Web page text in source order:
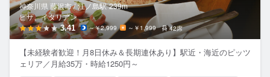
神奈川県 藤沢市 / 江ノ島駅 239m
ピザ、イタリアン
3.41 ～￥2,999 ～￥1,999 42席
【未経験者歓迎！月8日休み＆長期連休あり】駅近・海近のピッツ
ェリア／月給35万・時給1250円～